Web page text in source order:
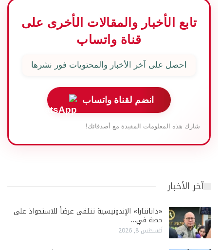
تابع الأخبار والمقالات الأخرى على
قناة واتساب
احصل على آخر الأخبار والمحتويات فور نشرها
انضم لقناة واتساب
شارك هذه المعلومات المفيدة مع أصدقائك!
آخر الأخبار
«دانانتارا» الإندونيسية تتلقى عرضاً للاستحواذ على
حصة في…
أغسطس 8, 2026